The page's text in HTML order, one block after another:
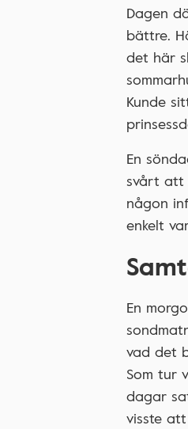
Dagen
bättre.
det här
Kunde
En
svårt att
någon
enkelt
En
vad det
Som tur
dagar
visste